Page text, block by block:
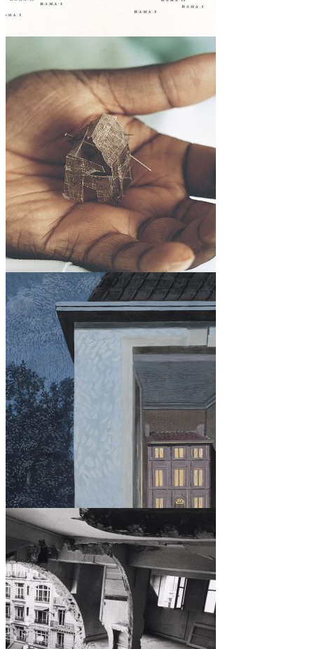
ENTREGA LUNES
26
MAQUETA + 5
DATOS
FICHA
REFERENCIAS